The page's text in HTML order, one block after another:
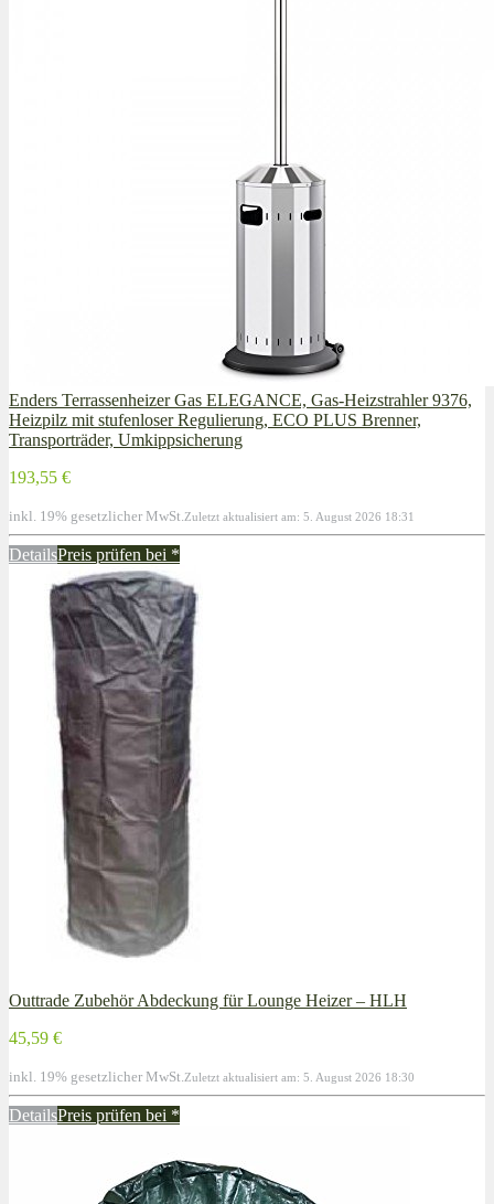
Enders Terrassenheizer Gas ELEGANCE, Gas-Heizstrahler 9376,
Heizpilz mit stufenloser Regulierung, ECO PLUS Brenner,
Transporträder, Umkippsicherung
193,55 €
inkl. 19% gesetzlicher MwSt. Zuletzt aktualisiert am: 5. August 2026 18:31
DetailsPreis prüfen bei *
Outtrade Zubehör Abdeckung für Lounge Heizer – HLH
45,59 €
inkl. 19% gesetzlicher MwSt. Zuletzt aktualisiert am: 5. August 2026 18:30
DetailsPreis prüfen bei *